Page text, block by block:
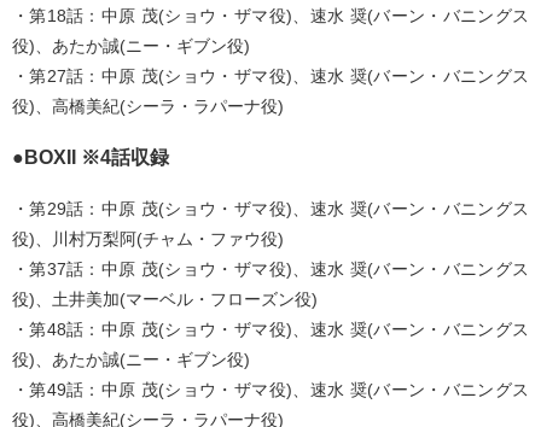
・第18話：中原 茂(ショウ・ザマ役)、速水 奨(バーン・バニングス
役)、あたか誠(ニー・ギブン役)
・第27話：中原 茂(ショウ・ザマ役)、速水 奨(バーン・バニングス
役)、高橋美紀(シーラ・ラパーナ役)
●BOXII ※4話収録
・第29話：中原 茂(ショウ・ザマ役)、速水 奨(バーン・バニングス
役)、川村万梨阿(チャム・ファウ役)
・第37話：中原 茂(ショウ・ザマ役)、速水 奨(バーン・バニングス
役)、土井美加(マーベル・フローズン役)
・第48話：中原 茂(ショウ・ザマ役)、速水 奨(バーン・バニングス
役)、あたか誠(ニー・ギブン役)
・第49話：中原 茂(ショウ・ザマ役)、速水 奨(バーン・バニングス
役)、高橋美紀(シーラ・ラパーナ役)